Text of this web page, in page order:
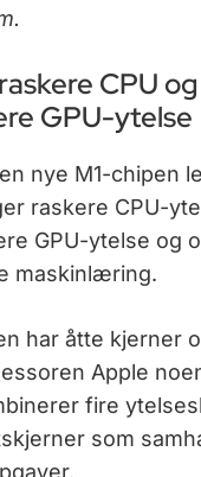
CPU
GPU-ytelse
nye M1-chipen
raskere CPU-
GPU-ytelse og
maskinlæring.
har åtte kjerner
Apple
fire
som